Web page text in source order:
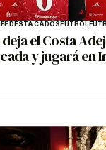
DESTACADOSFÚTBOL
el Costa
y jugará en